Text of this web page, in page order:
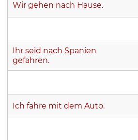
Wir gehen nach Hause.
Ihr seid nach Spanien
gefahren.
Ich fahre mit dem Auto.